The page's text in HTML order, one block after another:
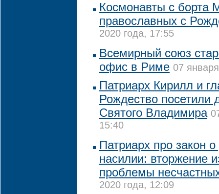
Космонавты с борта
православных с
2020 года, 17:55
Всемирный союз
офис в Риме 07
Патриарх Кирилл и
Рождество посетили
Святого Владимира
15:40
Патриарх про закон
насилии: вторжение
проблемы
2020 года, 12:09